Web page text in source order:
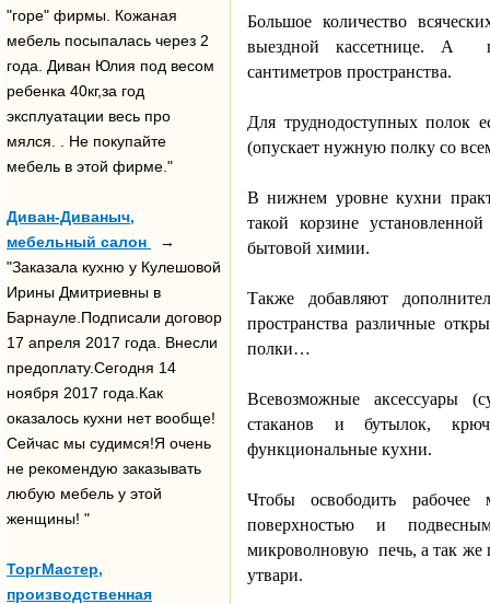
"горе" фирмы. Кожаная
мебель посыпалась через 2
года. Диван Юлия под весом
ребенка 40кг,за год
эксплуатации весь про
мялся. . Не покупайте
мебель в этой фирме."
Диван-Диваныч,
мебельный салон
→
"Заказала кухню у Кулешовой
Ирины Дмитриевны в
Барнауле.Подписали договор
17 апреля 2017 года. Внесли
предоплату.Сегодня 14
ноября 2017 года.Как
оказалось кухни нет вообще!
Сейчас мы судимся!Я очень
не рекомендую заказывать
любую мебель у этой
женщины! "
ТоргМастер,
производственная
Большое количество
выездной кассетнице. А
сантиметров пространства.
Для труднодоступных полок
(опускает нужную полку со
В нижнем уровне кухни
такой корзине
бытовой химии.
Также добавляют
пространства различные
полки…
Всевозможные аксессуары
стаканов и бутылок,
функциональные кухни.
Чтобы освободить рабочее
поверхностью и
микроволновую печь, а так же
утвари.